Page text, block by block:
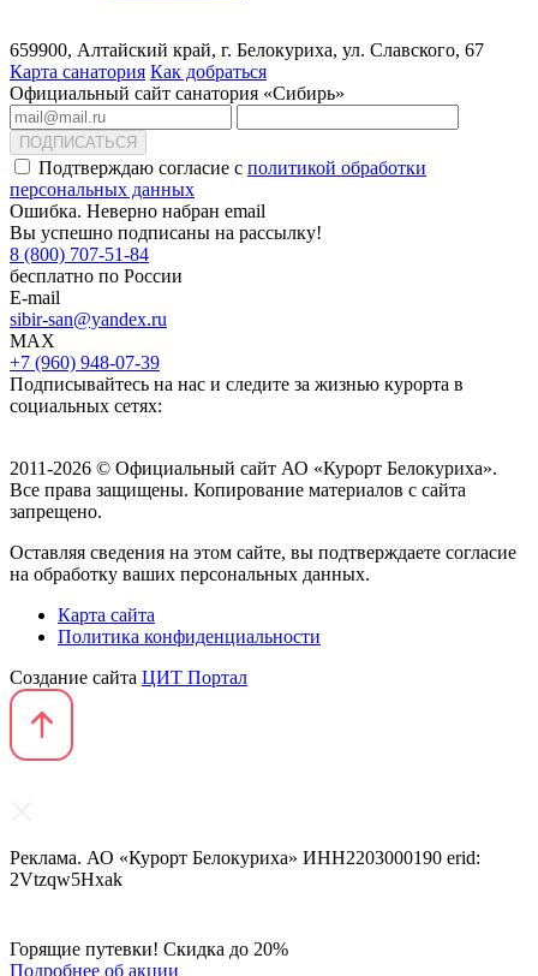
659900, Алтайский край, г. Белокуриха, ул. Славского, 67
Карта санатория Как добраться
Официальный сайт санатория «Сибирь»
ПОДПИСАТЬСЯ
Подтверждаю согласие с политикой обработки
персональных данных
Ошибка. Неверно набран email
Вы успешно подписаны на рассылку!
8 (800) 707-51-84
бесплатно по России
E-mail
sibir-san@yandex.ru
MAX
+7 (960) 948-07-39
Подписывайтесь на нас и следите за жизнью курорта в
социальных сетях:
2011-2026 © Официальный сайт АО «Курорт Белокуриха».
Все права защищены. Копирование материалов с сайта
запрещено.
Оставляя сведения на этом сайте, вы подтверждаете согласие
на обработку ваших персональных данных.
Карта сайта
Политика конфиденциальности
Создание сайта ЦИТ Портал
Реклама. АО «Курорт Белокуриха» ИНН2203000190 erid:
2Vtzqw5Hxak
Горящие путевки! Скидка до 20%
Подробнее об акции